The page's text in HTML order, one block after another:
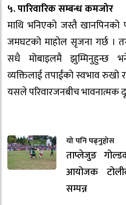
५. पारिवारिक सम्बन्ध कमजोर
माथि भनिएको जस्तै खानपिनको
जमघटको माहोल सृजना गर्छ ।
सधै मोबाइलमै झुम्मिनुहुन्छ
व्यक्तिलाई तपाईंको स्वभाव रुखो
यसले परिवारजनबीच भावनात्मक
यो पनि पढ्नुहोस
ताप्लेजुङ
आयोजक
सम्पन्न